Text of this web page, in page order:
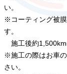
い。
※コーティング被
す。
施工後約1,500km
※施工の際はお車
さい。